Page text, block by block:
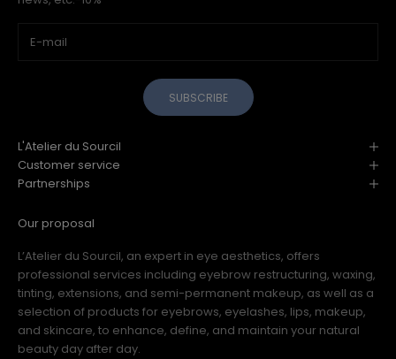
SUBSCRIBE
L'Atelier du Sourcil
Customer service
Partnerships
Our proposal
L’Atelier du Sourcil, an expert in eye aesthetics, offers
professional services including eyebrow restructuring, waxing,
tinting, extensions, and semi-permanent makeup, as well as a
selection of products for eyebrows, eyelashes, lips, makeup,
and skincare, to enhance, define, and maintain your natural
beauty day after day.